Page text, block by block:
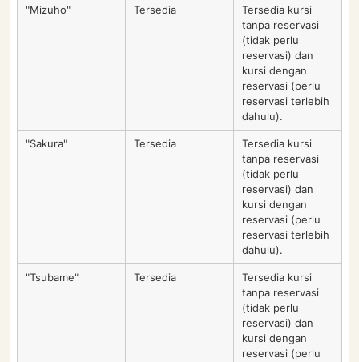
"Mizuho" Tersedia
Tersedia kursi
tanpa reservasi
(tidak perlu
reservasi) dan
kursi dengan
reservasi (perlu
reservasi terlebih
dahulu).
"Sakura" Tersedia
Tersedia kursi
tanpa reservasi
(tidak perlu
reservasi) dan
kursi dengan
reservasi (perlu
reservasi terlebih
dahulu).
"Tsubame" Tersedia
Tersedia kursi
tanpa reservasi
(tidak perlu
reservasi) dan
kursi dengan
reservasi (perlu